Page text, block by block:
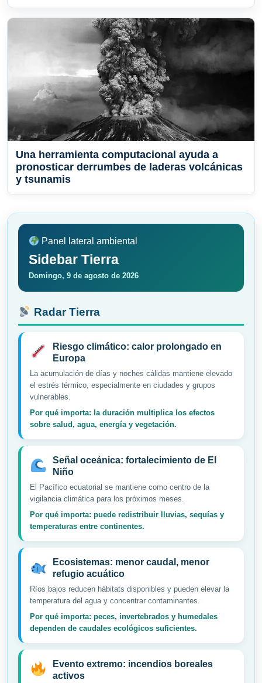
Una herramienta computacional ayuda a
pronosticar derrumbes de laderas volcánicas
y tsunamis
Panel lateral ambiental
Sidebar Tierra
Domingo, 9 de agosto de 2026
Radar Tierra
Riesgo climático: calor prolongado en
Europa
La acumulación de días y noches cálidas mantiene elevado
el estrés térmico, especialmente en ciudades y grupos
vulnerables.
Por qué importa: la duración multiplica los efectos
sobre salud, agua, energía y vegetación.
Señal oceánica: fortalecimiento de El
Niño
El Pacífico ecuatorial se mantiene como centro de la
vigilancia climática para los próximos meses.
Por qué importa: puede redistribuir lluvias, sequías y
temperaturas entre continentes.
Ecosistemas: menor caudal, menor
refugio acuático
Ríos bajos reducen hábitats disponibles y pueden elevar la
temperatura del agua y concentrar contaminantes.
Por qué importa: peces, invertebrados y humedales
dependen de caudales ecológicos suficientes.
Evento extremo: incendios boreales
activos